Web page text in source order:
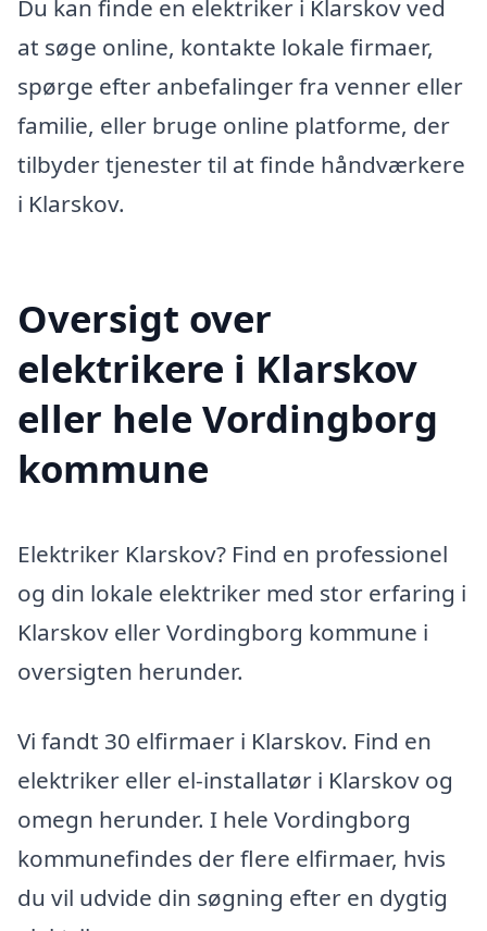
Du kan finde en elektriker i Klarskov ved
at søge online, kontakte lokale firmaer,
spørge efter anbefalinger fra venner eller
familie, eller bruge online platforme, der
tilbyder tjenester til at finde håndværkere
i Klarskov.
Oversigt over
elektrikere i Klarskov
eller hele Vordingborg
kommune
Elektriker Klarskov? Find en professionel
og din lokale elektriker med stor erfaring i
Klarskov eller Vordingborg kommune i
oversigten herunder.
Vi fandt 30 elfirmaer i Klarskov. Find en
elektriker eller el-installatør i Klarskov og
omegn herunder. I hele Vordingborg
kommunefindes der flere elfirmaer, hvis
du vil udvide din søgning efter en dygtig